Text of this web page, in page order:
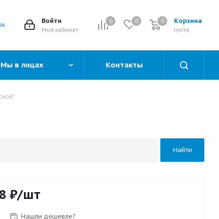
0 0 Корзина
0
пуста
0
Войти
Мой кабинет
Мы в лицах Контакты
Найти
₽/шт
Нашли дешевле?